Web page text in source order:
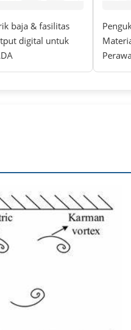
baja & fasilitas
digital untuk